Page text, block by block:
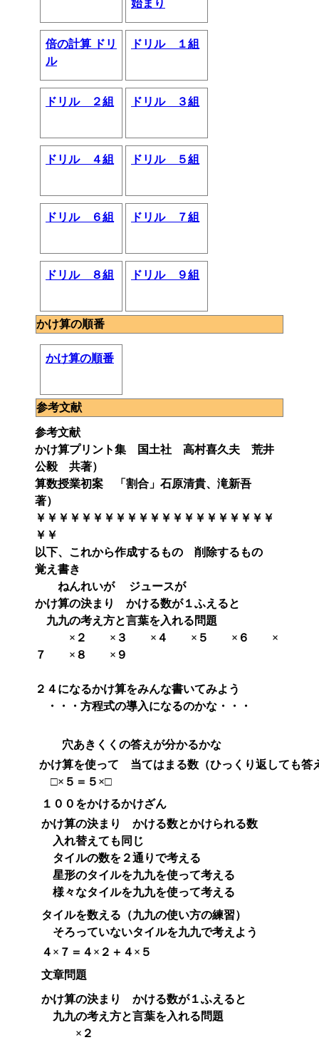
始まり
倍の計算 ドリ
ル
ドリル １組
ドリル ２組 ドリル ３組
ドリル ４組 ドリル ５組
ドリル ６組 ドリル ７組
ドリル ８組 ドリル ９組
かけ算の順番
かけ算の順番
参考文献
参考文献
かけ算プリント集 国土社 高村喜久夫 荒井
公毅 共著）
算数授業初案 「割合」石原清貴、滝新吾
著）
￥￥￥￥￥￥￥￥￥￥￥￥￥￥￥￥￥￥￥￥￥
￥￥
以下、これから作成するもの 削除するもの
覚え書き
ねんれいが ジュースが
かけ算の決まり かける数が１ふえると
九九の考え方と言葉を入れる問題
×２ ×３ ×４ ×５ ×６ ×
７ ×８ ×９
２４になるかけ算をみんな書いてみよう
・・・方程式の導入になるのかな・・・
穴あきくくの答えが分かるかな
かけ算を使って 当てはまる数（ひっくり返しても答
□×５＝５×□
１００をかけるかけざん
かけ算の決まり かける数とかけられる数
入れ替えても同じ
タイルの数を２通りで考える
星形のタイルを九九を使って考える
様々なタイルを九九を使って考える
タイルを数える（九九の使い方の練習）
そろっていないタイルを九九で考えよう
４×７＝４×２＋４×５
文章問題
かけ算の決まり かける数が１ふえると
九九の考え方と言葉を入れる問題
×２